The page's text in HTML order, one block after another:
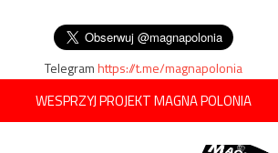
Telegramhttps://t.me/magnapolonia
WESPRZYJ PROJEKT MAGNA POLONIA